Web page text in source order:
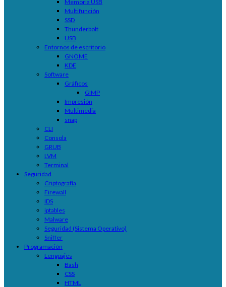
Memoria USB
Multifunción
SSD
Thunderbolt
USB
Entornos de escritorio
GNOME
KDE
Software
Gráficos
GIMP
Impresión
Multimedia
snap
CLI
Consola
GRUB
LVM
Terminal
Seguridad
Criptografía
Firewall
IDS
iptables
Malware
Seguridad (Sistema Operativo)
Sniffer
Programación
Lenguajes
Bash
CSS
HTML